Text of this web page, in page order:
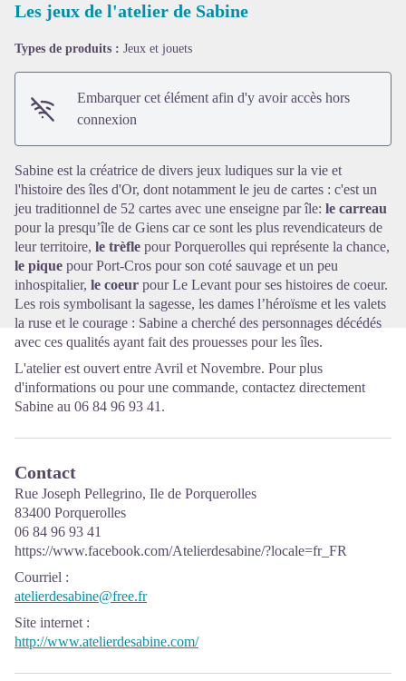
Les jeux de l'atelier de Sabine
Types de produits : Jeux et jouets
Embarquer cet élément afin d'y avoir accès hors
connexion
Sabine est la créatrice de divers jeux ludiques sur la vie et
l'histoire des îles d'Or, dont notammentle jeu de cartes : c'est un
jeu traditionnel de 52 cartes avec une enseigne par île: le carreau
pour la presqu’île de Giens car ce sont les plus revendicateurs de
leur territoire, le trèfle pour Porquerolles qui représente la chance,
le pique pour Port-Cros pour son coté sauvage et un peu
inhospitalier, le coeur pour Le Levant pour ses histoires de coeur.
Les rois symbolisant la sagesse, les dames l’héroïsme et les valets
la ruse et le courage : Sabine a cherché des personnages décédés
avec ces qualités ayant fait des prouesses pour les îles.
L'atelier est ouvert entre Avril et Novembre. Pour plus
d'informations ou pour une commande, contactez directement
Sabine au 06 84 96 93 41.
Contact
Rue Joseph Pellegrino, Ile de Porquerolles
83400 Porquerolles
06 84 96 93 41
https://www.facebook.com/Atelierdesabine/?locale=fr_FR
Courriel :
atelierdesabine@free.fr
Site internet:
http://www.atelierdesabine.com/